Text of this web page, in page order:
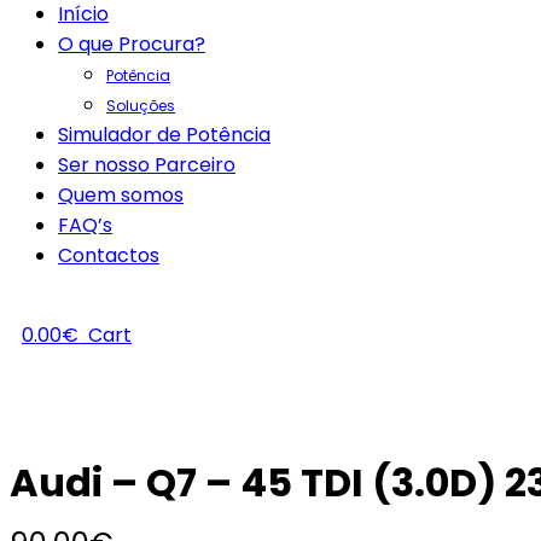
Início
O que Procura?
Potência
Soluções
Simulador de Potência
Ser nosso Parceiro
Quem somos
FAQ’s
Contactos
0.00€ Cart
Audi – Q7 – 45 TDI (3.0D)